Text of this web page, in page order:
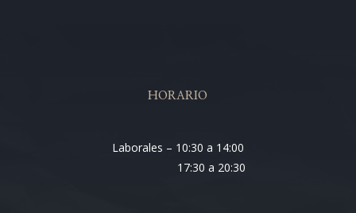
HORARIO
Laborales – 10:30 a 14:00
17:30 a 20:30